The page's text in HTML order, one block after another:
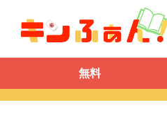
無料